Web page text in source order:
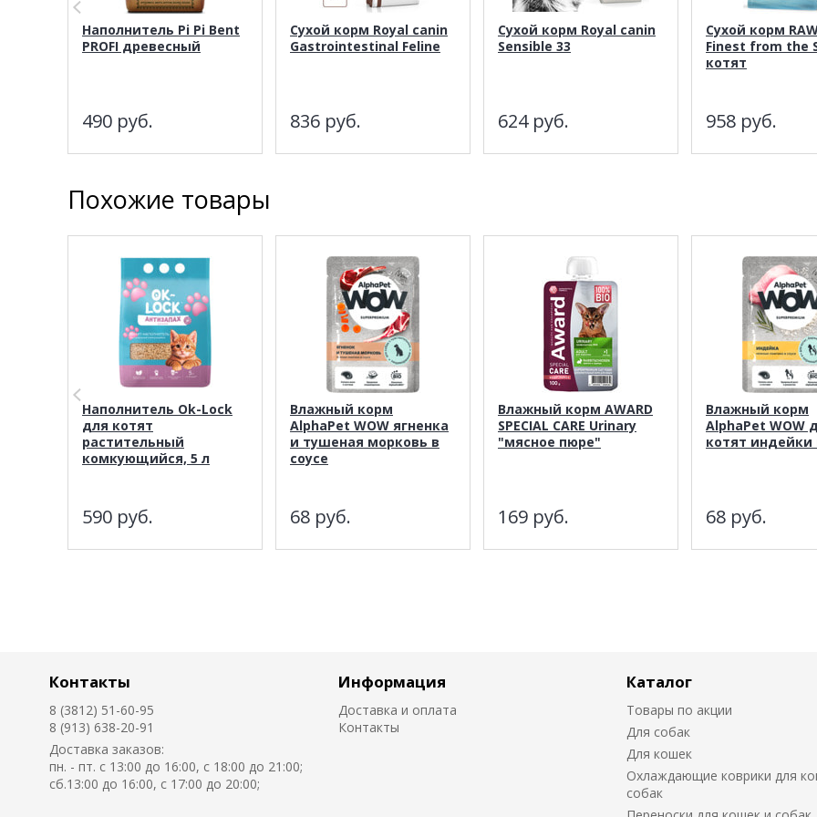
Наполнитель Pi Pi Bent
PROFI древесный
490 руб.
Сухой корм Royal canin
Gastrointestinal Feline
836 руб.
Сухой корм Royal canin
Sensible 33
624 руб.
Сухой корм
Finest from the
котят
958 руб.
Похожие товары
Наполнитель Ok-Lock
для котят
растительный
комкующийся, 5 л
590 руб.
Влажный корм
AlphaPet WOW ягненка
и тушеная морковь в
соусе
68 руб.
Влажный корм AWARD
SPECIAL CARE Urinary
"мясное пюре"
169 руб.
Влажный корм
AlphaPet WOW
котят индейки
68 руб.
Контакты
8 (3812) 51-60-95
8 (913) 638-20-91
Доставка заказов:
пн. - пт. с 13:00 до 16:00, с 18:00 до 21:00;
сб.13:00 до 16:00, с 17:00 до 20:00;
Информация
Доставка и оплата
Контакты
Каталог
Товары по акции
Для собак
Для кошек
Охлаждающие коврики для
собак